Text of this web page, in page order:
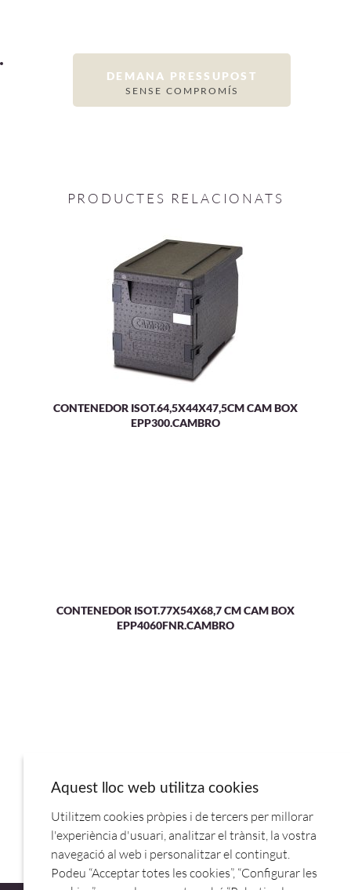
DEMANA PRESSUPOST
SENSE COMPROMÍS
PRODUCTES RELACIONATS
CONTENEDOR ISOT.64,5X44X47,5CM CAM BOX
EPP300.CAMBRO
CONTENEDOR ISOT.77X54X68,7 CM CAM BOX
EPP4060FNR.CAMBRO
CONTENEDOR ISOT.42X33,5X42 CM .CAM BOX
EPPBEVBKST.CAMBRO
Aquest lloc web utilitza cookies
Utilitzem cookies pròpies i de tercers per millorar
l'experiència d'usuari, analitzar el trànsit, la vostra
navegació al web i personalitzar el contingut.
Podeu “Acceptar totes les cookies”, “Configurar les